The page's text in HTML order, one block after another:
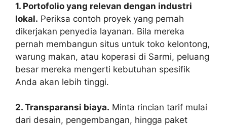
1. Portofolio yang relevan dengan industri
lokal. Periksa contoh proyek yang pernah
dikerjakan penyedia layanan. Bila mereka
pernah membangun situs untuk toko kelontong,
warung makan, atau koperasi di Sarmi, peluang
besar mereka mengerti kebutuhan spesifik
Anda akan lebih tinggi.
2. Transparansi biaya. Minta rincian tarif mulai
dari desain, pengembangan, hingga paket